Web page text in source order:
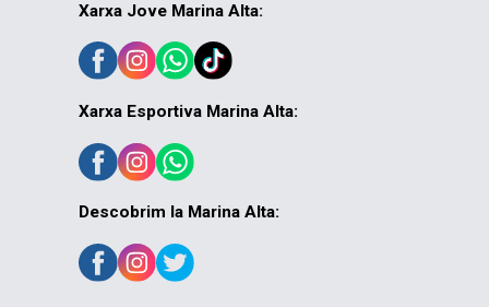
Xarxa Jove Marina Alta:
Xarxa Esportiva Marina Alta:
Descobrim la Marina Alta: